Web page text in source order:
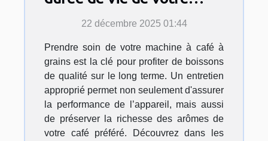
machine à café à grains ?
22 décembre 2025 01:44
Prendre soin de votre machine à café à
grains est la clé pour profiter de boissons
de qualité sur le long terme. Un entretien
approprié permet non seulement d'assurer
la performance de l’appareil, mais aussi
de préserver la richesse des arômes de
votre café préféré. Découvrez dans les